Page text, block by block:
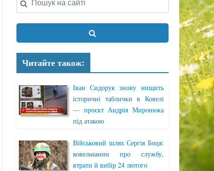
Читайте також:
Іван Сидорук знову нищить
історичні таблички в Ковелі
— проєкт Андрія Миронюка
під атакою
Військовий шлях Сергія Боця:
ковельчанин про службу,
втрати й вибір 24 лютого